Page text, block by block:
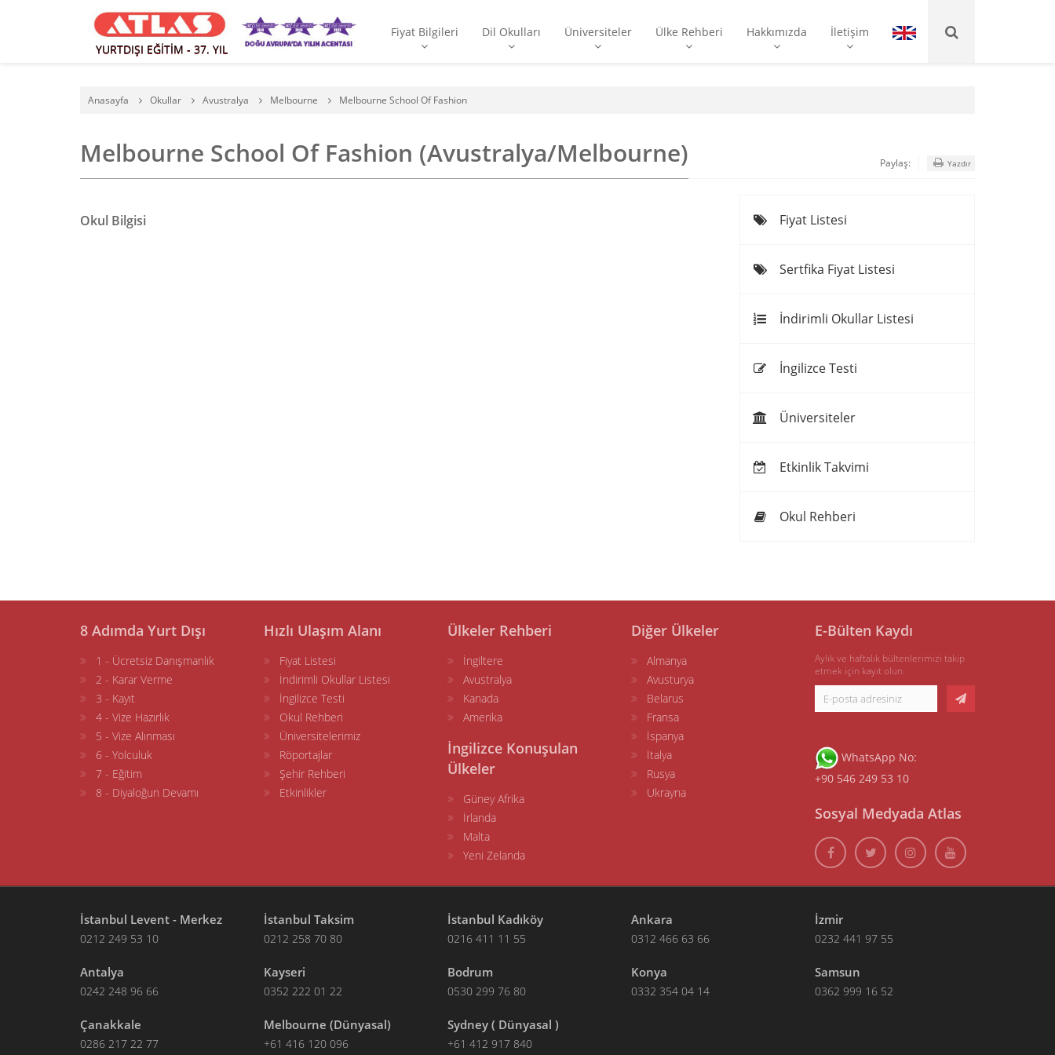
YURTDIŞI EĞİTİM - 37. YIL
Fiyat Bilgileri Dil Okulları Üniversiteler Ülke Rehberi Hakkımızda İletişim
Anasayfa Okullar Avustralya Melbourne Melbourne School Of Fashion
Melbourne School Of Fashion (Avustralya/Melbourne) Paylaş: Yazdır
Okul Bilgisi Fiyat Listesi
Sertfika Fiyat Listesi
İndirimli Okullar Listesi
İngilizce Testi
Üniversiteler
Etkinlik Takvimi
Okul Rehberi
8 Adımda Yurt Dışı
1 - Ücretsiz Danışmanlık
2 - Karar Verme
3 - Kayıt
4 - Vize Hazırlık
5 - Vize Alınması
6 - Yolculuk
7 - Eğitim
8 - Diyaloğun Devamı
Hızlı Ulaşım Alanı
Fiyat Listesi
İndirimli Okullar Listesi
İngilizce Testi
Okul Rehberi
Üniversitelerimiz
Röportajlar
Şehir Rehberi
Etkinlikler
Ülkeler Rehberi
İngiltere
Avustralya
Kanada
Amerika
İngilizce Konuşulan
Ülkeler
Güney Afrika
İrlanda
Malta
Yeni Zelanda
Diğer Ülkeler
Almanya
Avusturya
Belarus
Fransa
İspanya
İtalya
Rusya
Ukrayna
E-Bülten Kaydı
Aylık ve haftalık bültenlerimizi takip
etmek için kayıt olun.
WhatsApp No:
+90 546 249 53 10
Sosyal Medyada Atlas
İstanbul Levent - Merkez
0212 249 53 10
İstanbul Taksim
0212 258 70 80
İstanbul Kadıköy
0216 411 11 55
Ankara
0312 466 63 66
İzmir
0232 441 97 55
Antalya
0242 248 96 66
Kayseri
0352 222 01 22
Bodrum
0530 299 76 80
Konya
0332 354 04 14
Samsun
0362 999 16 52
Çanakkale
0286 217 22 77
Melbourne (Dünyasal)
+61 416 120 096
Sydney ( Dünyasal )
+61 412 917 840